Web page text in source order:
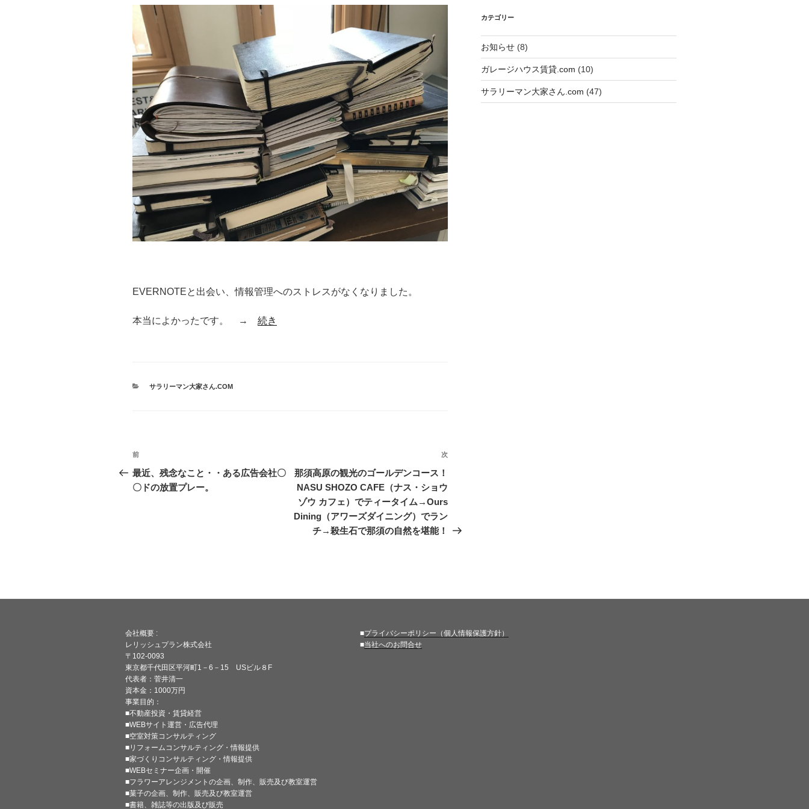
EVERNOTEと出会い、情報管理へのストレスがなくなりました。
本当によかったです。 → 続き
カ
サラリーマン大家さん.COM
投
稿
ナ
ョ
前
の
投
前
最近、残念なこと・・ある広告会社〇
〇ドの放置プレー。
次
那須高原の観光のゴールデンコース！
NASU SHOZO CAFE（ナス・ショウ
ゾウ カフェ）でティータイム→Ours
Dining（アワーズダイニング）でラン
チ→殺生石で那須の自然を堪能！
カテゴリー
お知らせ(8)
ガレージハウス賃貸.com (10)
サラリーマン大家さん.com (47)
会社概要 :
レリッシュプラン株式会社
〒102-0093
東京都千代田区平河町1－6－15 USビル８F
代表者：菅井清一
資本金：1000万円
事業目的：
■不動産投資・賃貸経営
■WEBサイト運営・広告代理
■空室対策コンサルティング
■リフォームコンサルティング・情報提供
■家づくりコンサルティング・情報提供
■WEBセミナー企画・開催
■フラワーアレンジメントの企画、制作、販売及び教室運営
■菓子の企画、制作、販売及び教室運営
■書籍、雑誌等の出版及び販売
■プライバシーポリシー（個人情報保護方針）
■当社へのお問合せ